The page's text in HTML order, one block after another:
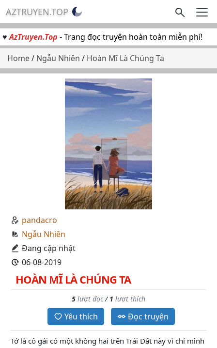
AZTRUYEN.TOP
♥AzTruyen.Top - Trang đọc truyện hoàn toàn miễn phí!
Home/ Ngẫu Nhiên / Hoàn Mĩ Là Chúng Ta
pandacro
Ngẫu Nhiên
Đang cập nhật
06-08-2019
HOÀN MĨ LÀ CHÚNG TA
5 lượt đọc/ 1 lượt thích
Yêu thích Đọc truyện
Tớ là cô gái có một không hai trên Trái Đất này vì chỉ mình